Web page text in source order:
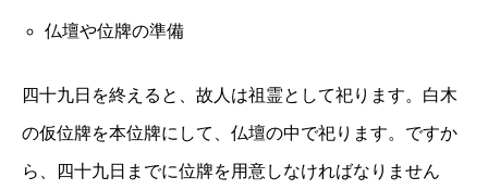
仏壇や位牌の準備
四十九日を終えると、故人は祖霊として祀ります。白木
の仮位牌を本位牌にして、仏壇の中で祀ります。ですか
ら、四十九日までに位牌を用意しなければなりません